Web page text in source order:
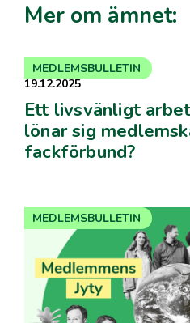
Mer om ämnet:
19.12.2025
Ett livsvänligt
lönar sig
fackförbund?
MEDLEMSBULLETIN
MEDLEMSBULLETIN